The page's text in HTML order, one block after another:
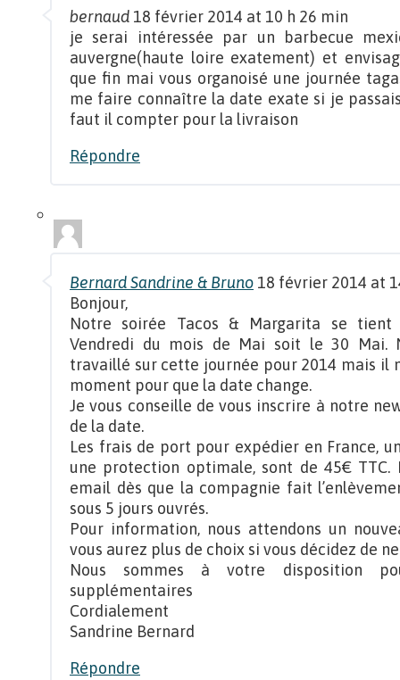
bernaud 18 février 2014 at 10 h 26 min
je serai intéressée par un barbecue
auvergne(haute loire exatement) et
que fin mai vous organoisé une journée
me faire connaître la date exate si je
faut il compter pour la livraison
Répondre
Bernard Sandrine & Bruno 18 février 2014 at
Bonjour,
Notre soirée Tacos & Margarita se
Vendredi du mois de Mai soit le 30 Mai.
travaillé sur cette journée pour 2014 mais il
moment pour que la date change.
Je vous conseille de vous inscrire à notre
de la date.
Les frais de port pour expédier en France,
une protection optimale, sont de 45€ TTC.
email dès que la compagnie fait
sous 5 jours ouvrés.
Pour information, nous attendons un
vous aurez plus de choix si vous décidez de
Nous sommes à votre disposition
supplémentaires
Cordialement
Sandrine Bernard
Répondre